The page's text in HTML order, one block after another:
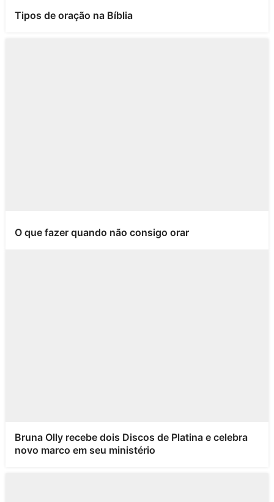
Tipos de oração na Bíblia
O que fazer quando não consigo orar
Bruna Olly recebe dois Discos de Platina e celebra
novo marco em seu ministério